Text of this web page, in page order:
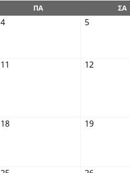
ΠΑ ΣΑ
4 5
11 12
18 19